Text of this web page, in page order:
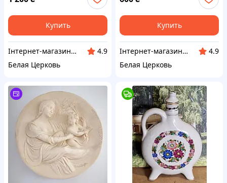
Купить
Інтернет-магазин Сувенір
4.9
Белая Церковь
Купить
Інтернет-магазин Сувенір
4.9
Белая Церковь